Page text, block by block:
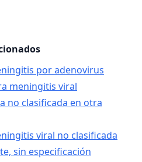
por adenovirus
meningitis viral
no clasificada en otra
viral no clasificada
sin especificación